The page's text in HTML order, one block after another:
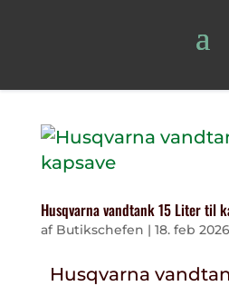
Husqvarna vandtank 15 Liter til
af Butikschefen | 18. feb 2026
Husqvarna